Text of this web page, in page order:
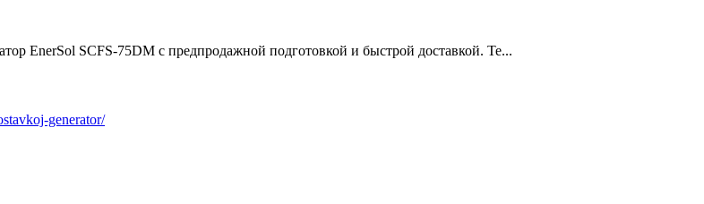
EnerSol SCFS-75DM с предпродажной подготовкой и быстрой доставкой. Те...
generator/